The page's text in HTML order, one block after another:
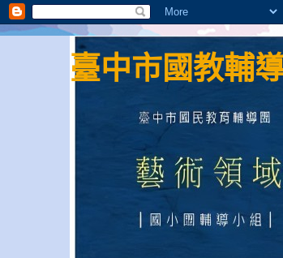
臺中市國教輔